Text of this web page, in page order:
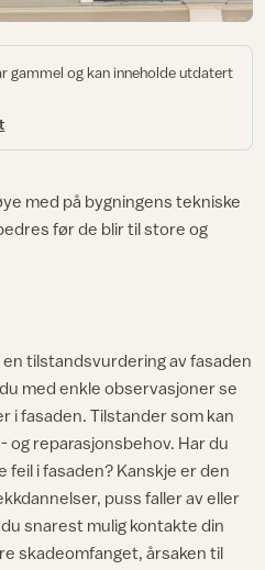
gammel og kan inneholde utdatert
med på bygningens tekniske
før de blir til store og
tilstandsvurdering av fasaden
med enkle observasjoner se
i fasaden. Tilstander som kan
og reparasjonsbehov. Har du
i fasaden? Kanskje er den
puss faller av eller
snarest mulig kontakte din
skadeomfanget, årsaken til